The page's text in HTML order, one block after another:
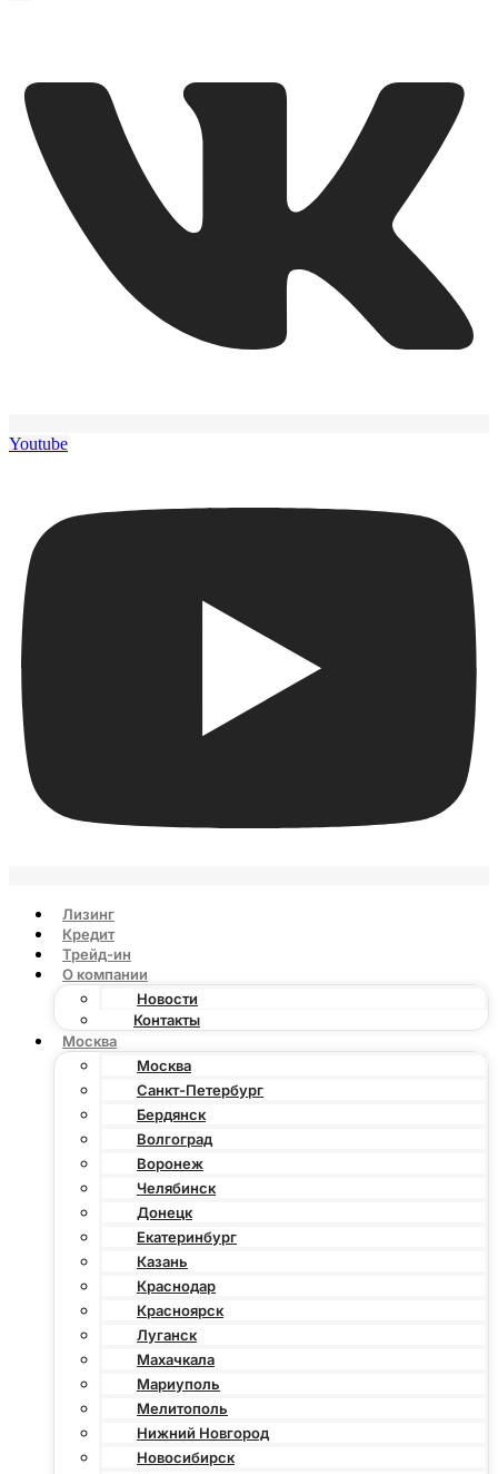
Youtube
Лизинг
Кредит
Трейд-ин
О компании
Новости
Контакты
Москва
Москва
Санкт-Петербург
Бердянск
Волгоград
Воронеж
Челябинск
Донецк
Екатеринбург
Казань
Краснодар
Красноярск
Луганск
Махачкала
Мариуполь
Мелитополь
Нижний Новгород
Новосибирск